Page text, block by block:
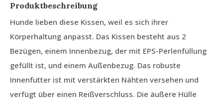
Produktbeschreibung
Hunde lieben diese Kissen, weil es sich ihrer
Körperhaltung anpasst. Das Kissen besteht aus 2
Bezügen, einem Innenbezug, der mit EPS-Perlenfüllung
gefüllt ist, und einem Außenbezug. Das robuste
Innenfutter ist mit verstärkten Nähten versehen und
verfügt über einen Reißverschluss. Die äußere Hülle